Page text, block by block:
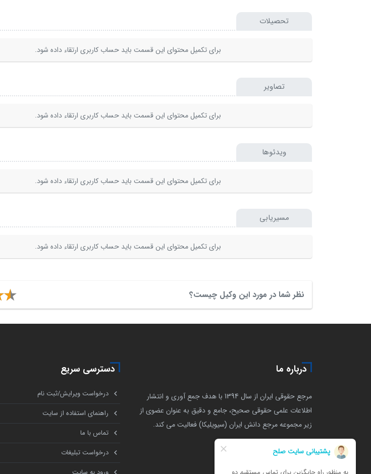
تحصیلات
برای تکمیل محتوای این قسمت باید حساب کاربری ارتقاء داده شود.
تصاویر
برای تکمیل محتوای این قسمت باید حساب کاربری ارتقاء داده شود.
ویدئوها
برای تکمیل محتوای این قسمت باید حساب کاربری ارتقاء داده شود.
مسیریابی
برای تکمیل محتوای این قسمت باید حساب کاربری ارتقاء داده شود.
نظر شما در مورد این وکیل چیست؟
درباره ما
مرجع حقوقی ایران از سال 1394 با هدف جمع آوری و انتشار
اطلاعات علمی حقوقی صحیح، جامع و دقیق به عنوان عضوی از
زیر مجموعه مرجع دانش ایران (سیویلیکا) فعالیت می کند.
دسترسی سریع
درخواست ویرایش/ثبت نام
راهنمای استفاده از سایت
تماس با ما
درخواست تبلیغات